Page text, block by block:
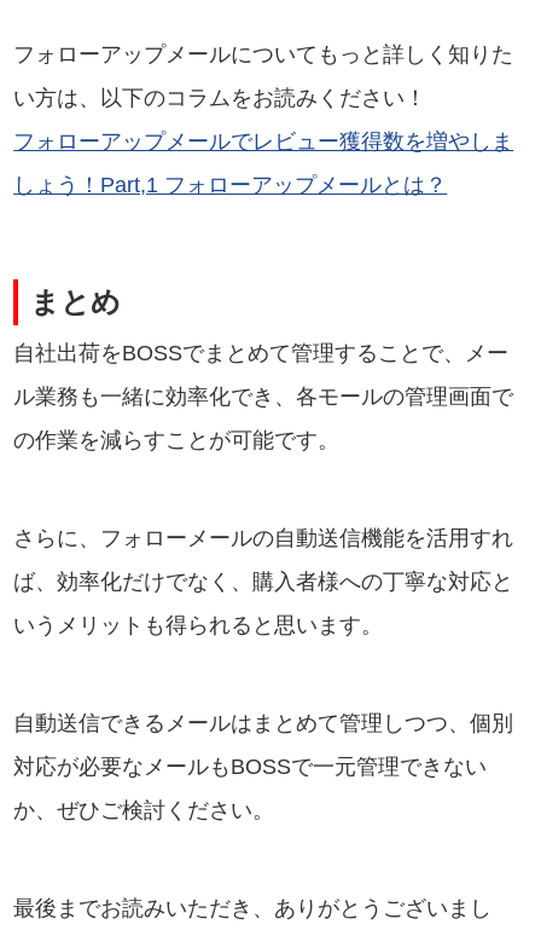
フォローアップメールについてもっと詳しく知りた
い方は、以下のコラムをお読みください！
フォローアップメールでレビュー獲得数を増やしま
しょう！Part,1 フォローアップメールとは？
まとめ
自社出荷をBOSSでまとめて管理することで、メー
ル業務も一緒に効率化でき、各モールの管理画面で
の作業を減らすことが可能です。
さらに、フォローメールの自動送信機能を活用すれ
ば、効率化だけでなく、購入者様への丁寧な対応と
いうメリットも得られると思います。
自動送信できるメールはまとめて管理しつつ、個別
対応が必要なメールもBOSSで一元管理できない
か、ぜひご検討ください。
最後までお読みいただき、ありがとうございまし